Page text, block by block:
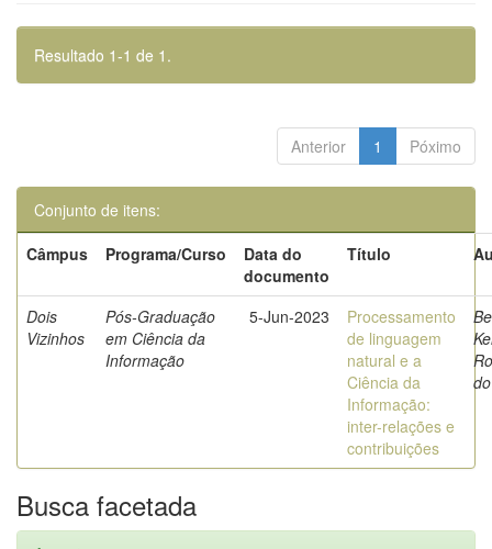
Resultado 1-1 de 1.
Anterior 1 Póximo
Conjunto de itens:
Câmpus
Programa/Curso
Data do
documento
Título
Dois
Vizinhos
Pós-Graduação
em Ciência da
Informação
5-Jun-2023
Processamento
de linguagem
natural e a
Ciência da
Informação:
inter-relações e
contribuições
Busca facetada